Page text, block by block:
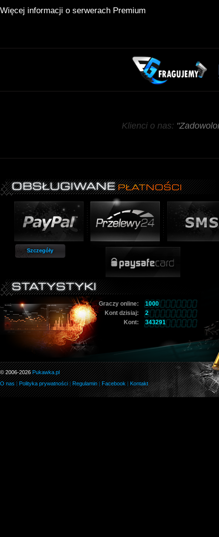
Więcej informacji o serwerach Premium
Klienci o nas:
Szczegóły
Graczy online:
1000
Kont dzisiaj:
2
Kont:
343291
© 2006-2026Pukawka.pl
O nas|Polityka prywatności|Regulamin|Facebook | Kontakt